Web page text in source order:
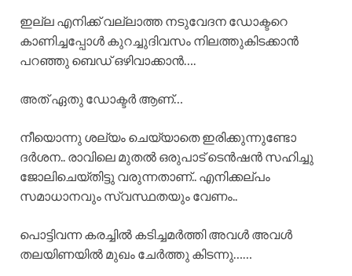
ഇല്ല എനിക്ക് വല്ലാത്ത നടുവേദന ഡോക്ടറെ
കാണിച്ചപ്പോൾ കുറച്ചുദിവസം നിലത്തുകിടക്കാൻ
പറഞ്ഞു ബെഡ് ഒഴിവാക്കാൻ….
അത് ഏതു ഡോക്ടർ ആണ്…
നീയൊന്നു ശല്യം ചെയ്യാതെ ഇരിക്കുന്നുണ്ടോ
ദർശന.. രാവിലെ മുതൽ ഒരുപാട് ടെൻഷൻ സഹിച്ചു
ജോലിചെയ്‌തിട്ടു വരുന്നതാണ്.. എനിക്കല്പം
സമാധാനവും സ്വസ്ഥതയും വേണം..
പൊട്ടിവന്ന കരച്ചിൽ കടിച്ചമർത്തി അവൾ അവൾ
തലയിണയിൽ മുഖം ചേർത്തു കിടന്നു……